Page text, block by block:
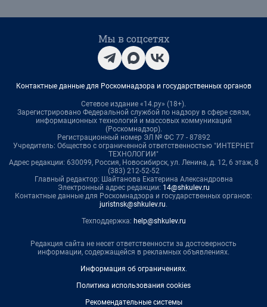
Мы в соцсетях
Контактные данные для Роскомнадзора и государственных органов
Сетевое издание «14.ру» (18+).
Зарегистрировано Федеральной службой по надзору в сфере связи,
информационных технологий и массовых коммуникаций
(Роскомнадзор).
Регистрационный номер ЭЛ № ФС 77 - 87892
Учредитель: Общество с ограниченной ответственностью "ИНТЕРНЕТ
ТЕХНОЛОГИИ"
Адрес редакции: 630099, Россия, Новосибирск, ул. Ленина, д. 12, 6 этаж, 8
(383) 212-52-52
Главный редактор: Шайтанова Екатерина Александровна
Электронный адрес редакции: 14@shkulev.ru
Контактные данные для Роскомнадзора и государственных органов:
juristnsk@shkulev.ru.
Техподдержка: help@shkulev.ru
Редакция сайта не несет ответственности за достоверность
информации, содержащейся в рекламных объявлениях.
Информация об ограничениях.
Политика использования cookies
Рекомендательные системы